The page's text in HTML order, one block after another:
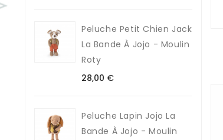
Peluche Petit Chien Jack
La Bande À Jojo - Moulin
Roty
28,00 €Prix
Peluche Lapin Jojo La
Bande À Jojo - Moulin